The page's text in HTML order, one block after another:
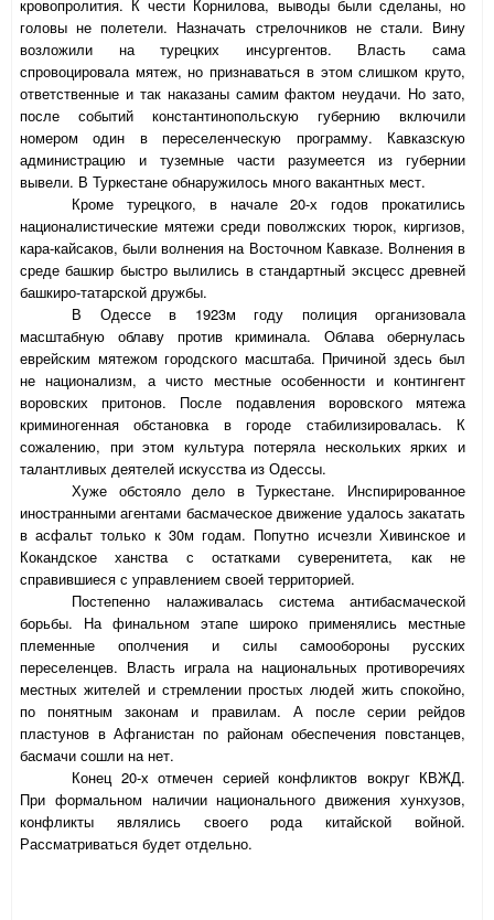
кровопролития. К чести Корнилова, выводы были сделаны, но
головы не полетели. Назначать стрелочников не стали. Вину
возложили на турецких инсургентов. Власть сама
спровоцировала мятеж, но признаваться в этом слишком круто,
ответственные и так наказаны самим фактом неудачи. Но зато,
после событий константинопольскую губернию включили
номером один в переселенческую программу. Кавказскую
администрацию и туземные части разумеется из губернии
вывели. В Туркестане обнаружилось много вакантных мест.
Кроме турецкого, в начале 20-х годов прокатились
националистические мятежи среди поволжских тюрок, киргизов,
кара-кайсаков, были волнения на Восточном Кавказе. Волнения в
среде башкир быстро вылились в стандартный эксцесс древней
башкиро-татарской дружбы.
В Одессе в 1923м году полиция организовала
масштабную облаву против криминала. Облава обернулась
еврейским мятежом городского масштаба. Причиной здесь был
не национализм, а чисто местные особенности и контингент
воровских притонов. После подавления воровского мятежа
криминогенная обстановка в городе стабилизировалась. К
сожалению, при этом культура потеряла нескольких ярких и
талантливых деятелей искусства из Одессы.
Хуже обстояло дело в Туркестане. Инспирированное
иностранными агентами басмаческое движение удалось закатать
в асфальт только к 30м годам. Попутно исчезли Хивинское и
Кокандское ханства с остатками суверенитета, как не
справившиеся с управлением своей территорией.
Постепенно налаживалась система антибасмаческой
борьбы. На финальном этапе широко применялись местные
племенные ополчения и силы самообороны русских
переселенцев. Власть играла на национальных противоречиях
местных жителей и стремлении простых людей жить спокойно,
по понятным законам и правилам. А после серии рейдов
пластунов в Афганистан по районам обеспечения повстанцев,
басмачи сошли на нет.
Конец 20-х отмечен серией конфликтов вокруг КВЖД.
При формальном наличии национального движения хунхузов,
конфликты являлись своего рода китайской войной.
Рассматриваться будет отдельно.